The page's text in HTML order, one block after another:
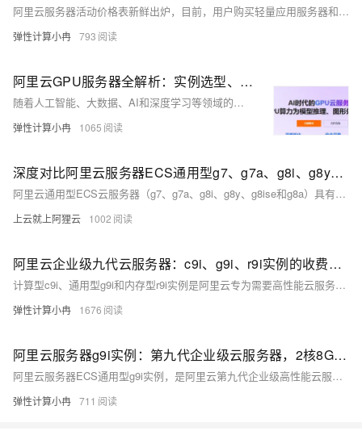
阿里云服务器活动价格表新鲜出炉，目前，用户购买轻量应用服务器和通用算力型u2a以及计算型c9a、通用型g9a等实例的云服务器通过当下的活动购买可选择一年时长，而经济型e实例云服务器除了选择1年之外，还支持选择2年或者3年。本文将详细解析这些云服务器实例的1年、2年和3年活动价格，以便大家根据自己的需求和预算情况选择合适的云服务器实例规格、配置和时长。
弹性计算小冉 793
阿里云GPU服务器全解析：实例选型、收费标准与活动价格，超强算力与灵活购买
随着人工智能、大数据、AI和深度学习等领域的快速发展，GPU服务器的需求日益增长。阿里云的GPU服务器凭借强大的计算能力和灵活的资源配置，成为众多用户的首选。很多用户比较关心gpu云服务器的收费标准与活动价格情况。本文为大家整理汇总了gpu云服务器的最新收费标准与活动价格情况，热门gpu实例性能性能特点及适用场景，以供参考。
弹性计算小冉 1065
深度对比阿里云服务器ECS通用型g7、g7a、g8i、g8y、g8ise和g8a性能对比
阿里云通用型ECS云服务器（g7、g7a、g8i、g8y、g8ise和g8a）具有1:4的CPU内存比，适合多种应用场景。配置从2核8G到128核512G不等，基于第三代神龙架构或CIPU架构，采用Intel、AMD及自研倚天710处理器，主频在2.55 GHz至3.7 GHz之间。支持IPv4/IPv6，具备高网络收发包PPS能力，适用于企业级应用、数据库、Web服务、AI训练、音视频处理等场景。I/O优化实例仅支持ESSD云盘，确保高性能存储。
上云就上阿狸云 1002
阿里云企业级九代云服务器：c9i、g9i、r9i实例的收费标准、性能与选型攻略
计算型c9i、通用型g9i和内存型r9i实例是阿里云专为需要高性能云服务器的用户推出的第九代新品云服务器实例规格，适用于机器学习推理应用，数据分析等场景。本文为大家介绍阿里云服务器的新品实例——计算型c9i、通用型g9i、内存型r9i实例各自的性能参数与适用场景，再到最新的活动价格与其他实例的对比选型指南，以供参考。
弹性计算小冉 1676
阿里云服务器g9i实例：第九代企业级云服务器，2核8G、4核16G、8核32配置优惠价格
阿里云服务器ECS通用型g9i实例，是阿里云第九代企业级高性能云服务器实例规格，适用高网络包收发场景，游戏服务器，中小型数据库系统、缓存、搜索集群，搜索推广类应用，网站和应用服务器，数据分析和计算，安全可信计算场景。目前g9i云服务器2核8G、4核16G和8核32配置都有活动，实例1个月/3个月/6个月8折，1年低至6.4折。下面是小编整理的g9i云服务器实例性能测评及优惠价格。
弹性计算小冉 711